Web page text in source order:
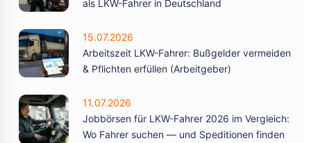
als LKW-Fahrer in Deutschland
15.07.2026
Arbeitszeit LKW-Fahrer: Bußgelder vermeiden
& Pflichten erfüllen (Arbeitgeber)
11.07.2026
Jobbörsen für LKW-Fahrer 2026 im Vergleich:
Wo Fahrer suchen — und Speditionen finden